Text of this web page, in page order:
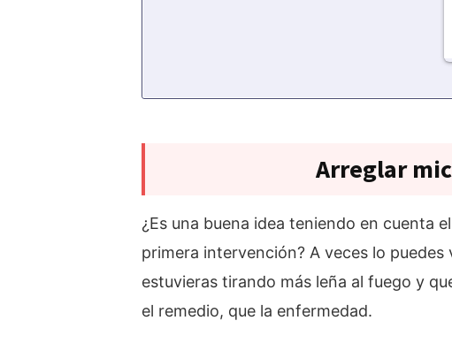
Arreglar
¿Es una buena idea teniendo en cuenta
primera intervención? A veces lo puedes
estuvieras tirando más leña al fuego y
el remedio, que la enfermedad.